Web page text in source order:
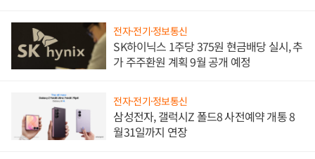
전자·전기·정보통신
SK하이닉스 1주당 375원 현금배당 실시, 추
가 주주환원 계획 9월 공개 예정
전자·전기·정보통신
삼성전자, 갤럭시Z 폴드8 사전예약 개통 8
월31일까지 연장